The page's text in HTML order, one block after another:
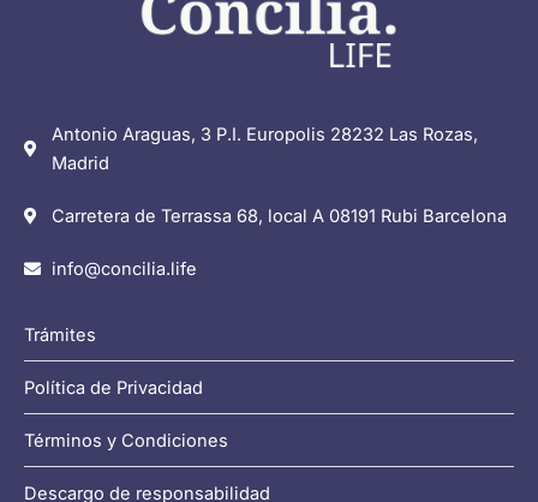
Antonio Araguas, 3 P.I. Europolis 28232 Las Rozas,
Madrid
Carretera de Terrassa 68, local A 08191 Rubi Barcelona
info@concilia.life
Trámites
Política de Privacidad
Términos y Condiciones
Descargo de responsabilidad